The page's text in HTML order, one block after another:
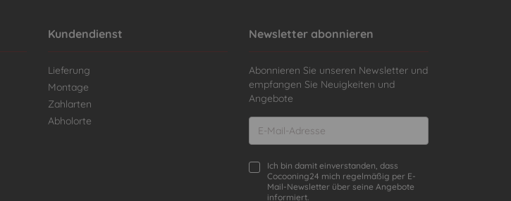
Kundendienst
Lieferung
Montage
Zahlarten
Abholorte
Newsletter abonnieren
Abonnieren Sie unseren Newsletter und
empfangen Sie Neuigkeiten und
Angebote
Ich bin damit einverstanden, dass
Cocooning24 mich regelmäßig per E-
Mail-Newsletter über seine Angebote
informiert.